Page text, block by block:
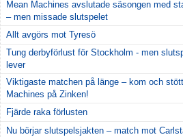
Mean Machines avslutade säsongen med
– men missade slutspelet
Allt avgörs mot Tyresö
Tung derbyförlust för Stockholm - men
lever
Viktigaste matchen på länge – kom och
Machines på Zinken!
Fjärde raka förlusten
Nu börjar slutspelsjakten – match mot